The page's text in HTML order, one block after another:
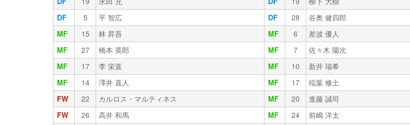
DF
5 平 智広 DF 28
谷奥 健四郎
MF
15 林 昇吾 MF 6
差波 優人
MF
27 橋本 英郎 MF 7
佐々木 陽次
MF
17 李 栄直 MF 10
新井 瑞希
MF
14 澤井 直人 MF 17
稲葉 修土
FW
22 カルロス・マルティネス MF 20
進藤 誠司
FW
26 高井 和馬 MF 24
前嶋 洋太